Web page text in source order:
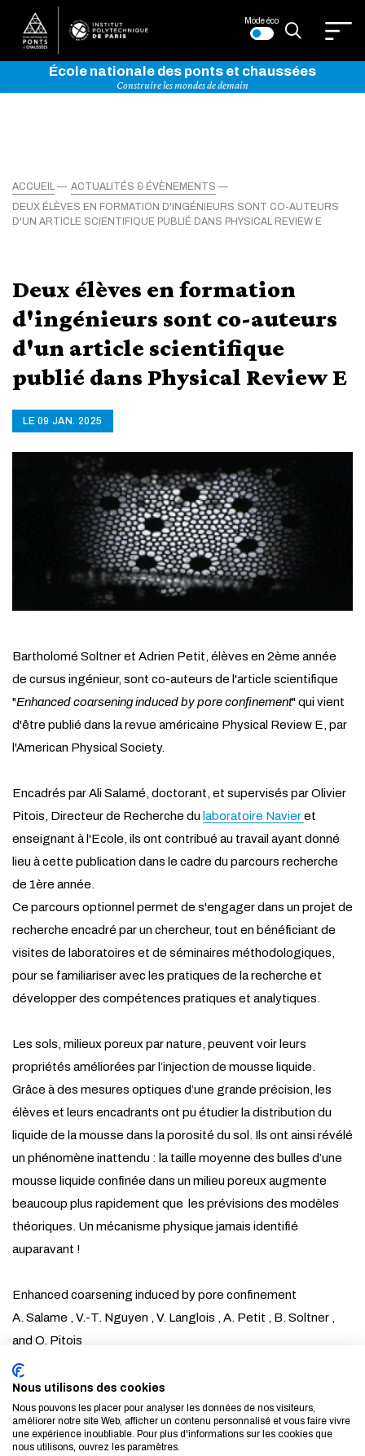
Mode éco
École nationale des ponts et chaussées
Construire les mondes de demain
ACCUEIL
ACTUALITÉS & ÉVÈNEMENTS
DEUX ÉLÈVES EN FORMATION D'INGÉNIEURS SONT CO-AUTEURS
D'UN ARTICLE SCIENTIFIQUE PUBLIÉ DANS PHYSICAL REVIEW E
Deux élèves en formation
d'ingénieurs sont co-auteurs
d'un article scientifique
publié dans Physical Review E
LE 09 JAN. 2025
Bartholomé Soltner et Adrien Petit, élèves en 2ème année
de cursus ingénieur, sont co-auteurs de l'article scientifique
"Enhanced coarsening induced by pore confinement" qui vient
d'être publié dans la revue américaine Physical Review E, par
l'American Physical Society.
Encadrés par Ali Salamé, doctorant, et supervisés par Olivier
Pitois, Directeur de Recherche du laboratoire Navieret
enseignant à l'Ecole, ils ont contribué au travail ayant donné
lieu à cette publication dans le cadre du parcours recherche
de 1ère année.
Ce parcours optionnel permet de s'engager dans un projet de
recherche encadré par un chercheur, tout en bénéficiant de
visites de laboratoires et de séminaires méthodologiques,
pour se familiariser avec les pratiques de la recherche et
développer des compétences pratiques et analytiques.
Les sols, milieux poreux par nature, peuvent voir leurs
propriétés améliorées par l’injection de mousse liquide.
Grâce à des mesures optiques d’une grande précision, les
élèves et leurs encadrants ont pu étudier la distribution du
liquide de la mousse dans la porosité du sol. Ils ont ainsi révélé
un phénomène inattendu : la taille moyenne des bulles d’une
mousse liquide confinée dans un milieu poreux augmente
beaucoup plus rapidement que les prévisions des modèles
théoriques. Un mécanisme physique jamais identifié
auparavant !
Enhanced coarsening induced by pore confinement
A. Salame , V.-T. Nguyen , V. Langlois , A. Petit , B. Soltner ,
and O. Pitois
Laboratoire Navier, Université Gustave Eiffel, ENPC, CNRS
S. Vincent-Bonnieu
European Space Agency, The Netherlands
►Lire l'article
Nous utilisons des cookies
Nous pouvons les placer pour analyser les données de nos visiteurs,
améliorer notre site Web, afficher un contenu personnalisé et vous faire vivre
une expérience inoubliable. Pour plus d'informations sur les cookies que
nous utilisons, ouvrez les paramètres.